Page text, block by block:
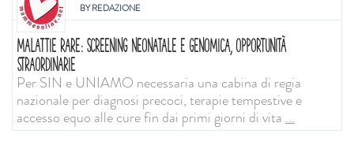
BYREDAZIONE
MALATTIE RARE: SCREENING NEONATALE E GENOMICA, OPPORTUNITÀ
STRAORDINARIE
Per SIN e UNIAMO necessaria una cabina di regia
nazionale per diagnosi precoci, terapie tempestive e
accesso equo alle cure fin dai primi giorni di vita ...